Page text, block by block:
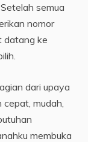
semua
nomor
datang ke
dari upaya
mudah,
membuka